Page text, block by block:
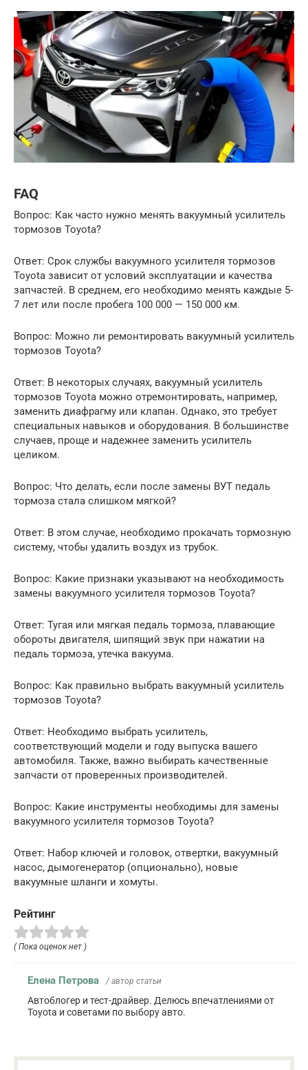
FAQ
Вопрос: Как часто нужно менять вакуумный усилитель
тормозов Toyota?
Ответ: Срок службы вакуумного усилителя тормозов
Toyota зависит от условий эксплуатации и качества
запчастей. В среднем, его необходимо менять каждые 5-
7 лет или после пробега 100 000 — 150 000 км.
Вопрос: Можно ли ремонтировать вакуумный усилитель
тормозов Toyota?
Ответ: В некоторых случаях, вакуумный усилитель
тормозов Toyota можно отремонтировать, например,
заменить диафрагму или клапан. Однако, это требует
специальных навыков и оборудования. В большинстве
случаев, проще и надежнее заменить усилитель
целиком.
Вопрос: Что делать, если после замены ВУТ педаль
тормоза стала слишком мягкой?
Ответ: В этом случае, необходимо прокачать тормозную
систему, чтобы удалить воздух из трубок.
Вопрос: Какие признаки указывают на необходимость
замены вакуумного усилителя тормозов Toyota?
Ответ: Тугая или мягкая педаль тормоза, плавающие
обороты двигателя, шипящий звук при нажатии на
педаль тормоза, утечка вакуума.
Вопрос: Как правильно выбрать вакуумный усилитель
тормозов Toyota?
Ответ: Необходимо выбрать усилитель,
соответствующий модели и году выпуска вашего
автомобиля. Также, важно выбирать качественные
запчасти от проверенных производителей.
Вопрос: Какие инструменты необходимы для замены
вакуумного усилителя тормозов Toyota?
Ответ: Набор ключей и головок, отвертки, вакуумный
насос, дымогенератор (опционально), новые
вакуумные шланги и хомуты.
Рейтинг
( Пока оценок нет )
Елена Петрова / автор статьи
Автоблогер и тест-драйвер. Делюсь впечатлениями от
Toyota и советами по выбору авто.